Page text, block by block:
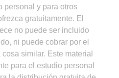
personal y para otros
gratuitamente. El
no puede ser incluido
ni puede cobrar por el
similar. Este material
para el estudio personal